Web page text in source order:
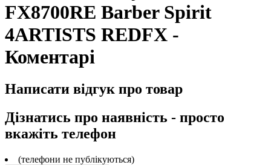
FX8700RE Barber Spirit
4ARTISTS REDFX -
Коментарі
Написати відгук про товар
Дізнатись про наявність - просто
вкажіть телефон
(телефони не публікуються)